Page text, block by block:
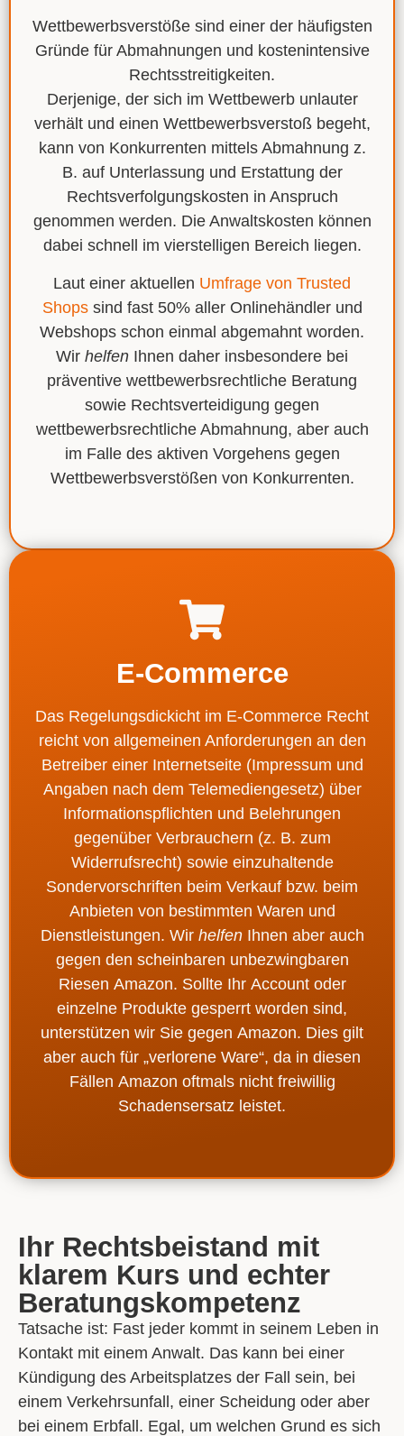
Wettbewerbsverstöße sind einer der häufigsten
Gründe für Abmahnungen und kostenintensive
Rechtsstreitigkeiten.
Derjenige, der sich im Wettbewerb unlauter
verhält und einen Wettbewerbsverstoßbegeht,
kann von Konkurrenten mittels Abmahnung z.
B. auf Unterlassung und Erstattung der
Rechtsverfolgungskosten in Anspruch
genommen werden. Die Anwaltskosten können
dabei schnell im vierstelligen Bereich liegen.
Laut einer aktuellen Umfrage von Trusted
Shopssind fast 50% aller Onlinehändler und
Webshops schon einmal abgemahnt worden.
Wir helfen Ihnen daher insbesondere bei
präventive wettbewerbsrechtliche Beratung
sowie Rechtsverteidigung gegen
wettbewerbsrechtliche Abmahnung, aber auch
im Falle des aktiven Vorgehens gegen
Wettbewerbsverstößen von Konkurrenten.
E-Commerce
Das Regelungsdickicht im E-Commerce Recht
reicht von allgemeinen Anforderungen an den
Betreiber einer Internetseite(Impressum und
Angaben nach dem Telemediengesetz) über
Informationspflichten und Belehrungen
gegenüber Verbrauchern (z. B. zum
Widerrufsrecht) sowie einzuhaltende
Sondervorschriften beim Verkauf bzw. beim
Anbieten von bestimmten Waren und
Dienstleistungen. Wir helfenIhnen aber auch
gegen den scheinbaren unbezwingbaren
Riesen Amazon. Sollte Ihr Accountoder
einzelne Produkte gesperrt worden sind,
unterstützen wir Sie gegen Amazon. Dies gilt
aber auch für „verlorene Ware“, da in diesen
Fällen Amazon oftmals nicht freiwillig
Schadensersatz leistet.
Ihr Rechtsbeistand mit
klarem Kurs und echter
Beratungskompetenz
Tatsache ist: Fast jeder kommt in seinem Leben in
Kontakt mit einem Anwalt. Das kann bei einer
Kündigung des Arbeitsplatzes der Fall sein, bei
einem Verkehrsunfall, einer Scheidung oder aber
bei einem Erbfall. Egal, um welchen Grund es sich